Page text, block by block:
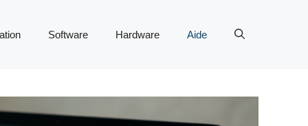
Software Hardware Aide